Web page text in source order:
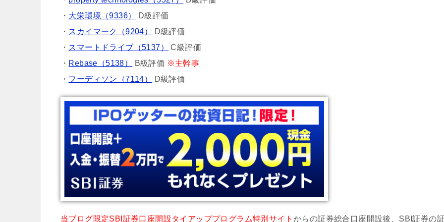
・ 大栄環境（9336）
D級評価
・ スカイマーク（9204）
D級評価
・ スマートドライブ（5137）
C級評価
・ Rebase（5138） B級評価 ※主幹事
・ フーディソン（7114） D級評価
当ブログ限定SBI証券口座開設タイアッププログラム特別サイト からの証券総合口座開設後、SBI証券の